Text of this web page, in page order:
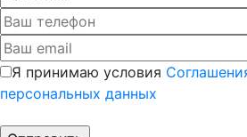
Я принимаю условия
персональных данных